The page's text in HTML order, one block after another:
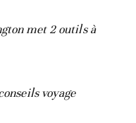
met 2 outils à
voyage